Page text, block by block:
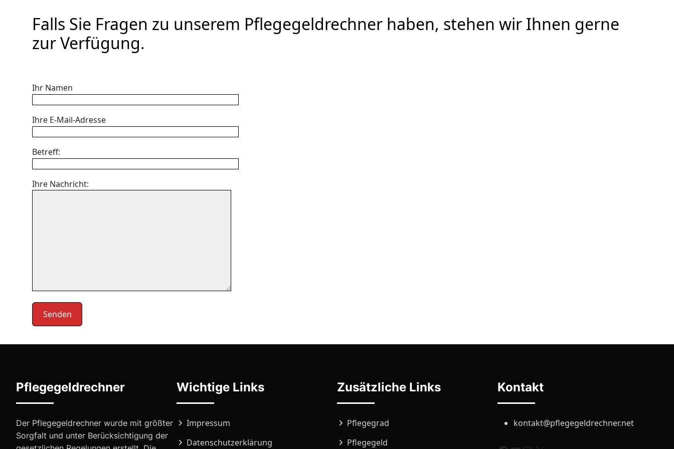
Falls Sie Fragen zu unserem Pflegegeldrechner haben, stehen wir Ihnen gerne
zur Verfügung.
Ihr Namen
Ihre E-Mail-Adresse
Betreff:
Ihre Nachricht:
Pflegegeldrechner
Der Pflegegeldrechner wurde mit größter
Sorgfalt und unter Berücksichtigung der
Wichtige Links
Impressum
Datenschutzerklärung
Zusätzliche Links
Pflegegrad
Pflegegeld
Kontakt
kontakt@pflegegeldrechner.net